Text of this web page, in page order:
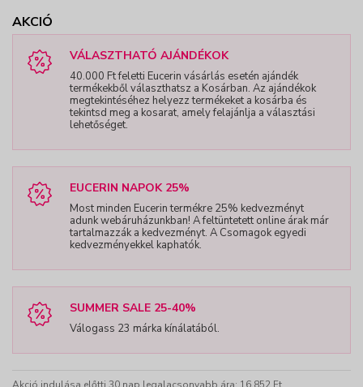
AKCIÓ
VÁLASZTHATÓ AJÁNDÉKOK
40.000 Ft feletti Eucerin vásárlás esetén ajándék
termékekből választhatsz a Kosárban. Az ajándékok
megtekintéséhez helyezz termékeket a kosárba és
tekintsd meg a kosarat, amely felajánlja a választási
lehetőséget.
EUCERIN NAPOK 25%
Most minden Eucerin termékre 25% kedvezményt
adunk webáruházunkban! A feltüntetett online árak már
tartalmazzák a kedvezményt. A Csomagok egyedi
kedvezményekkel kaphatók.
SUMMER SALE 25-40%
Válogass 23 márka kínálatából.